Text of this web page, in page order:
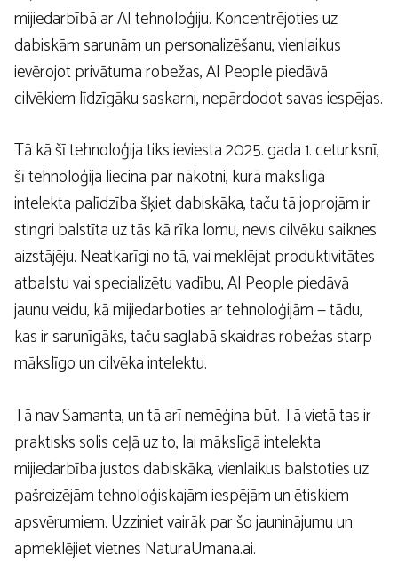
mijiedarbībā ar AI tehnoloģiju. Koncentrējoties uz
dabiskām sarunām un personalizēšanu, vienlaikus
ievērojot privātuma robežas, AI People piedāvā
cilvēkiem līdzīgāku saskarni, nepārdodot savas iespējas.
Tā kā šī tehnoloģija tiks ieviesta 2025. gada 1. ceturksnī,
šī tehnoloģija liecina par nākotni, kurā mākslīgā
intelekta palīdzība šķiet dabiskāka, taču tā joprojām ir
stingri balstīta uz tās kā rīka lomu, nevis cilvēku saiknes
aizstājēju. Neatkarīgi no tā, vai meklējat produktivitātes
atbalstu vai specializētu vadību, AI People piedāvā
jaunu veidu, kā mijiedarboties ar tehnoloģijām — tādu,
kas ir sarunīgāks, taču saglabā skaidras robežas starp
mākslīgo un cilvēka intelektu.
Tā nav Samanta, un tā arī nemēģina būt. Tā vietā tas ir
praktisks solis ceļā uz to, lai mākslīgā intelekta
mijiedarbība justos dabiskāka, vienlaikus balstoties uz
pašreizējām tehnoloģiskajām iespējām un ētiskiem
apsvērumiem. Uzziniet vairāk par šo jauninājumu un
apmeklējiet vietnes NaturaUmana.ai.